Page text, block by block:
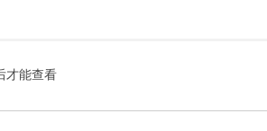
才能查看